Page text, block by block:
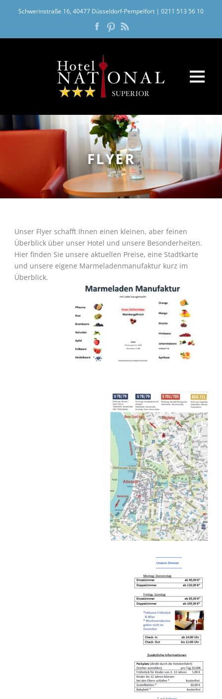
Schwerinstraße 16, 40477 Düsseldorf-Pempelfort | 0211 513 56 10
FLYER
Unser Flyer schafft Ihnen einen kleinen, aber feinen
Überblick über unser Hotel und unsere Besonderheiten.
Hier finden Sie unsere aktuellen Preise, eine Stadtkarte
und unsere eigene Marmeladenmanufaktur kurz im
Überblick.